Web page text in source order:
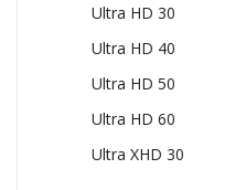
Ultra HD 30
Ultra HD 40
Ultra HD 50
Ultra HD 60
Ultra XHD 30